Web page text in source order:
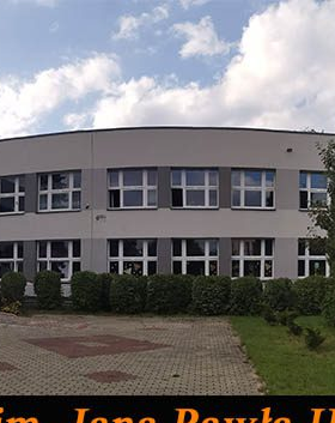
Przejdź do zawartości